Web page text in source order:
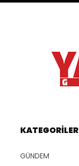
KATEGORİLER
GÜNDEM